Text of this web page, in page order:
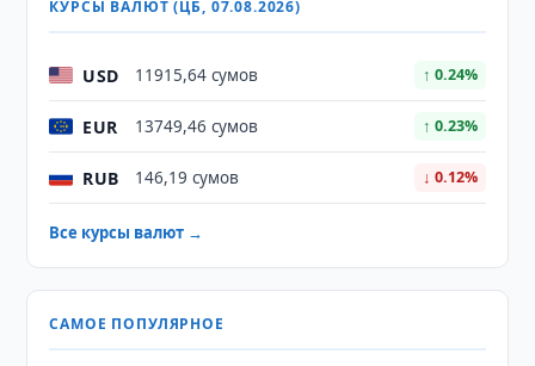
КУРСЫ ВАЛЮТ (ЦБ, 07.08.2026)
USD 11915,64 сумов ↑ 0.24%
EUR 13749,46 сумов ↑ 0.23%
RUB 146,19 сумов ↓ 0.12%
Все курсы валют →
САМОЕ ПОПУЛЯРНОЕ